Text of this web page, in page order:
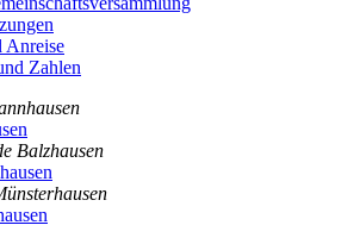
Anreise
Zahlen